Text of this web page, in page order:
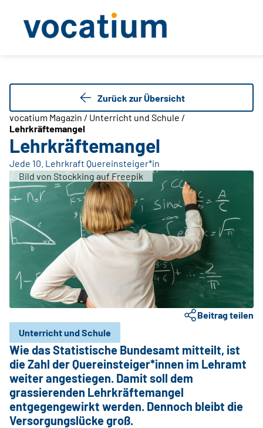
Zurück zur Übersicht
vocatium Magazin / Unterricht und Schule /
Lehrkräftemangel
Lehrkräftemangel
Jede 10. Lehrkraft Quereinsteiger*in
Bild von Stockking auf Freepik
Beitrag teilen
Unterricht und Schule
Wie das Statistische Bundesamt mitteilt, ist
die Zahl der Quereinsteiger*innen im Lehramt
weiter angestiegen. Damit soll dem
grassierenden Lehrkräftemangel
entgegengewirkt werden. Dennoch bleibt die
Versorgungslücke groß.